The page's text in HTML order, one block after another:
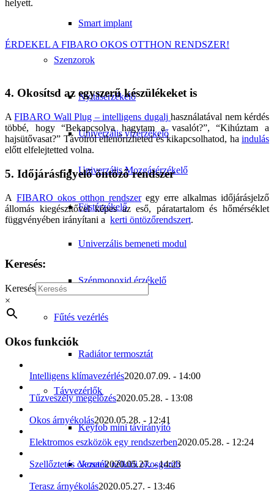
Smart implant
Szenzorok
Nyitásérzékelő
Univerzális vízérzékelő
Univerzális Mozgásérzékelő
Füstérzékelő
Univerzális bemeneti modul
Szénmonoxid érzékelő
Fűtés vezérlés
Radiátor termosztát
Távvezérlők
Keyfob mini távirányító
Vezeték nélküli okosgomb
helyett.
ÉRDEKEL A FIBARO OKOS OTTHON RENDSZER!
4. Okosítsd az egyszerű készülékeket is
AFIBARO Wall Plug – intelligens dugaljhasználatával nem kérdés
többé, hogy “Bekapcsolva hagytam a vasalót?”, “Kihúztam a
hajsütővasat?” Távolról ellenőrizheted és kikapcsolhatod, ha indulás
előtt elfelejtetted volna.
5. Időjárásfigyelő öntöző rendszer
A FIBARO okos otthon rendszeregy erre alkalmas időjárásjelző
állomás kiegészítővel képes az eső, páratartalom és hőmérséklet
függvényében irányítani a kerti öntözőrendszert.
Keresés:
Keresés
×
Okos funkciók
Intelligens klímavezérlés2020.07.09. - 14:00
Tűzveszély megelőzés2020.05.28. - 13:08
Okos árnyékolás2020.05.28. - 12:41
Elektromos eszközök egy rendszerben2020.05.28. - 12:24
Szellőztetés okosan2020.05.27. - 14:23
Terasz árnyékolás2020.05.27. - 13:46